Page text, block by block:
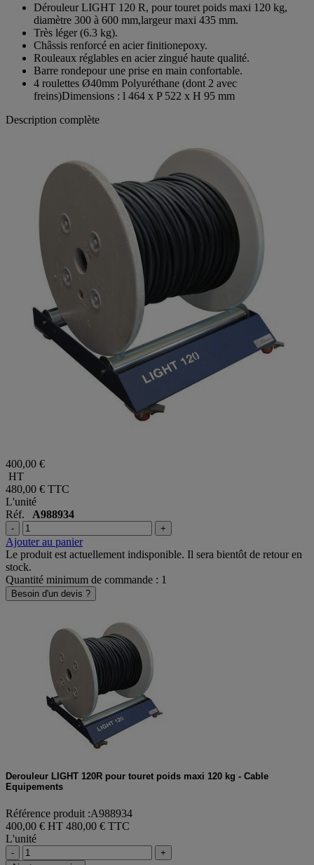
Dérouleur LIGHT 120 R, pour touret poids maxi 120 kg,
diamètre 300 à 600 mm,largeur maxi 435 mm.
Très léger (6.3 kg).
Châssis renforcé en acier finitionepoxy.
Rouleaux réglables en acier zingué haute qualité.
Barre rondepour une prise en main confortable.
4 roulettes Ø40mm Polyuréthane (dont 2 avec
freins)Dimensions : l 464 x P 522 x H 95 mm
Description complète
400,00 €
HT
480,00 € TTC
L'unité
Réf. A988934
- +
Ajouter au panier
Le produit est actuellement indisponible. Il sera bientôt de retour en
stock.
Quantité minimum de commande : 1
Besoin d'un devis ?
Derouleur LIGHT 120R pour touret poids maxi 120 kg - Cable
Equipements
Référence produit :A988934
400,00 € HT 480,00 € TTC
L'unité
-
+